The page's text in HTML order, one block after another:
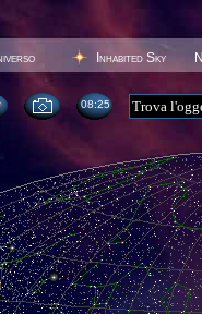
Inhabited Sky
08 25